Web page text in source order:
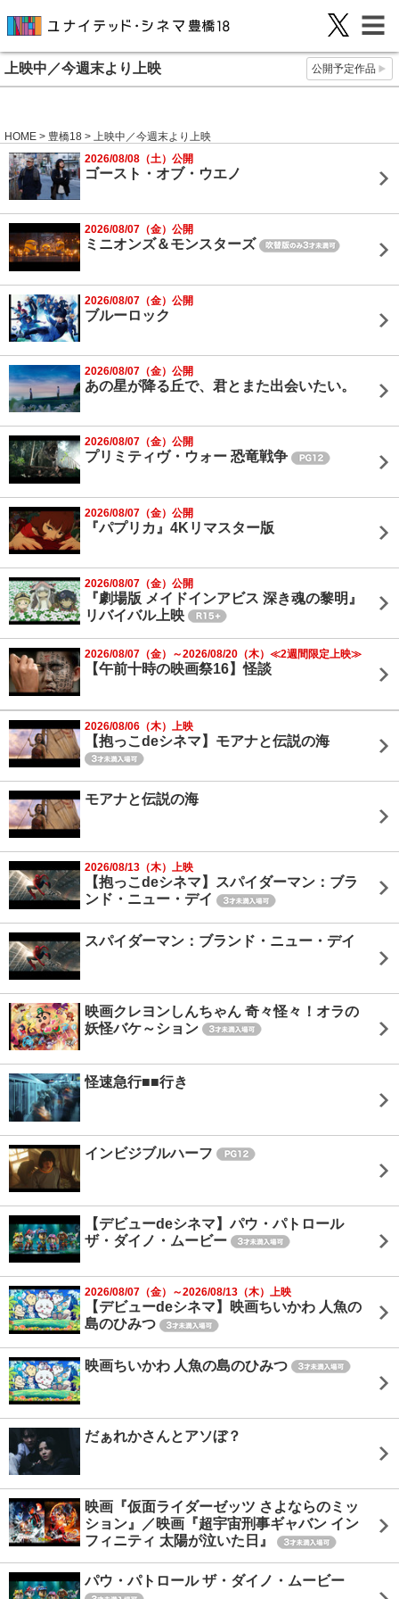
上映中／今週末より上映 公開予定作品
HOME > 豊橋18 > 上映中／今週末より上映
2026/08/08（土）公開
ゴースト・オブ・ウエノ
2026/08/07（金）公開
ミニオンズ＆モンスターズ
2026/08/07（金）公開
ブルーロック
2026/08/07（金）公開
あの星が降る丘で、君とまた出会いたい。
2026/08/07（金）公開
プリミティヴ・ウォー 恐竜戦争
2026/08/07（金）公開
『パプリカ』4Kリマスター版
2026/08/07（金）公開
『劇場版 メイドインアビス 深き魂の黎明』
リバイバル上映
2026/08/07（金）～2026/08/20（木）≪2週間限定上映≫
【午前十時の映画祭16】怪談
2026/08/06（木）上映
【抱っこdeシネマ】モアナと伝説の海
モアナと伝説の海
2026/08/13（木）上映
【抱っこdeシネマ】スパイダーマン：ブラ
ンド・ニュー・デイ
スパイダーマン：ブランド・ニュー・デイ
映画クレヨンしんちゃん 奇々怪々！オラの
妖怪バケ～ション
怪速急行■■行き
インビジブルハーフ
【デビューdeシネマ】パウ・パトロール
ザ・ダイノ・ムービー
2026/08/07（金）～2026/08/13（木）上映
【デビューdeシネマ】映画ちいかわ 人魚の
島のひみつ
映画ちいかわ 人魚の島のひみつ
だぁれかさんとアソぼ？
映画『仮面ライダーゼッツ さよならのミッ
ション』／映画『超宇宙刑事ギャバン イン
フィニティ 太陽が泣いた日』
パウ・パトロール ザ・ダイノ・ムービー